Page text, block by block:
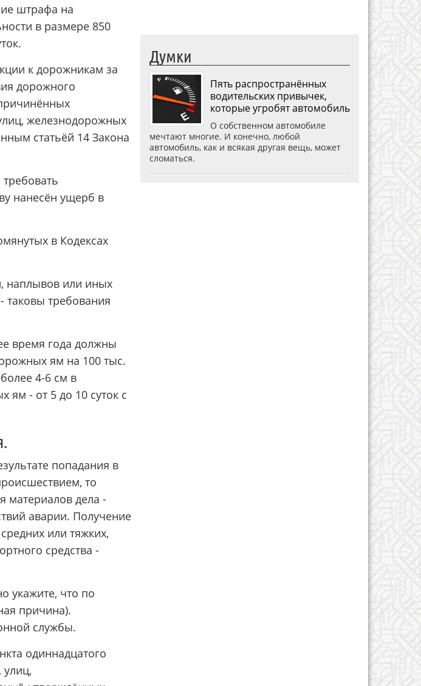
штрафа на
в размере 850
к дорожникам за
дорожного
железнодорожных
статьёй 14 Закона
нанесён ущерб в
в Кодексах
наплывов или иных
таковы требования
время года должны
ям на 100 тыс.
4-6 см в
ям - от 5 до 10 суток с
попадания в
то
материалов дела -
аварии. Получение
или тяжких,
средства -
укажите, что по
причина).
службы.
одиннадцатого
Думки
Пять распространённых
водительских привычек,
которые угробят автомобиль
О собственном автомобиле
мечтают многие. И конечно, любой
автомобиль, как и всякая другая вещь, может
сломаться.